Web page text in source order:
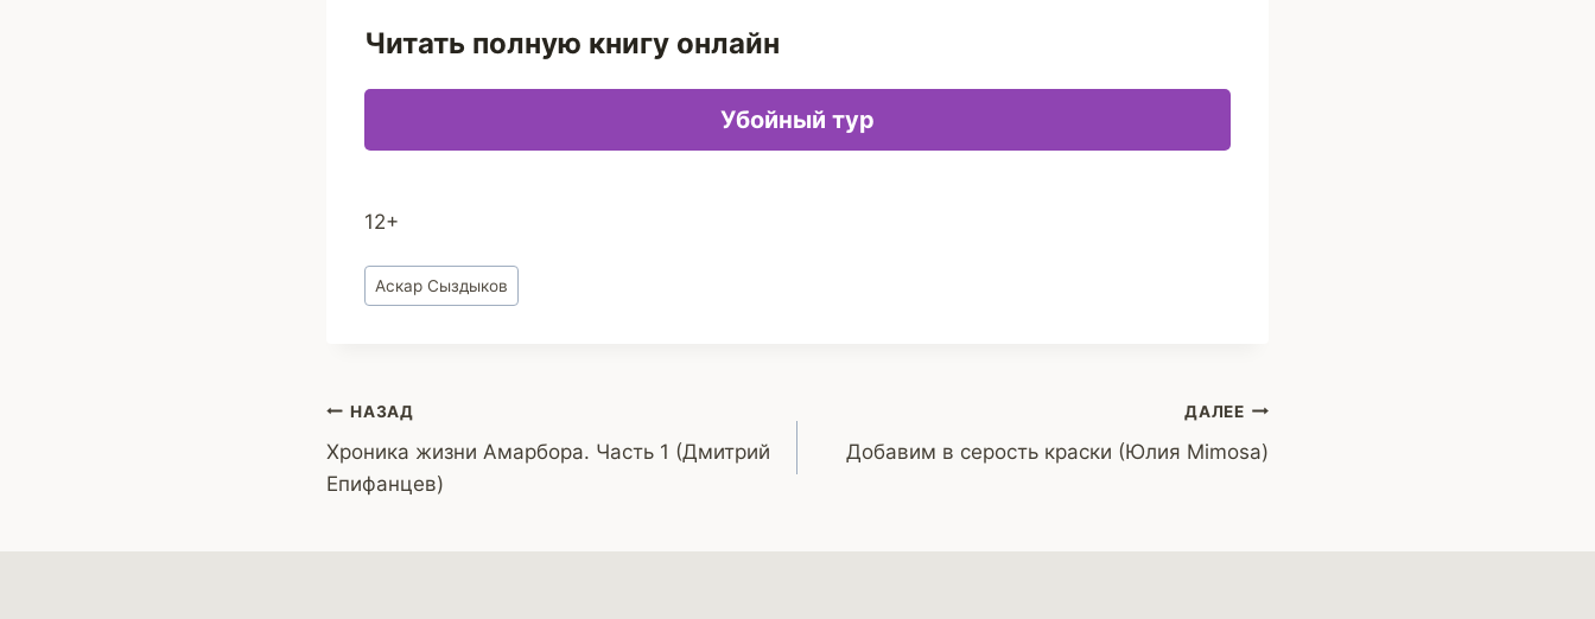
Читать полную книгу онлайн
Убойный тур
12+
Метки
записи:
Аскар Сыздыков
Навигация
по
записям
НАЗАД
Хроника жизни Амарбора. Часть 1 (Дмитрий
Епифанцев)
ДАЛЕЕ
Добавим в серость краски (Юлия Mimosa)